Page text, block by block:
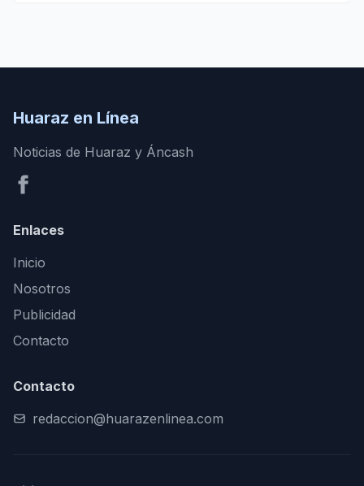
Huaraz en Línea
Noticias de Huaraz y Áncash
Enlaces
Inicio
Nosotros
Publicidad
Contacto
Contacto
redaccion@huarazenlinea.com